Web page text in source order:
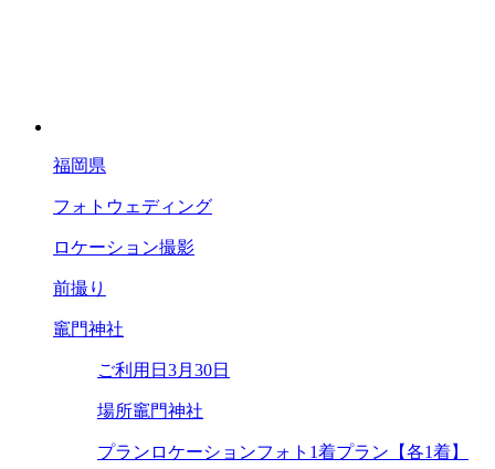
福岡県
フォトウェディング
ロケーション撮影
前撮り
竈門神社
ご利用日 3月30日
場所竈門神社
プラン ロケーションフォト1着プラン【各1着】